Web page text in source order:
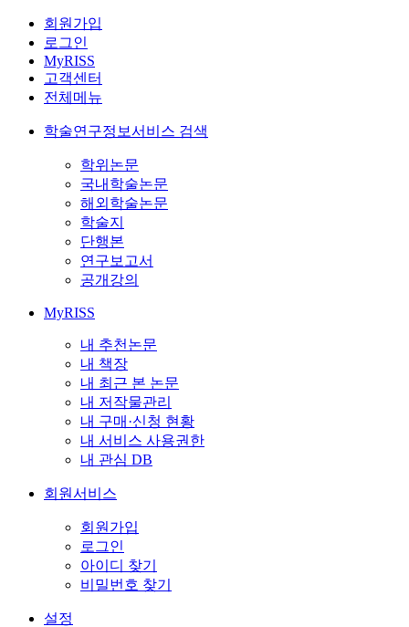
회원가입
로그인
MyRISS
고객센터
전체메뉴
학술연구정보서비스 검색
학위논문
국내학술논문
해외학술논문
학술지
단행본
연구보고서
공개강의
MyRISS
내 추천논문
내 책장
내 최근 본 논문
내 저작물관리
내 구매·신청 현황
내 서비스 사용권한
내 관심 DB
회원서비스
회원가입
로그인
아이디 찾기
비밀번호 찾기
설정